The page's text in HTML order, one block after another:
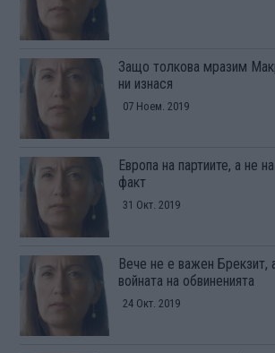
Защо толкова мразим
ни изнася
07 Ноем. 2019
Европа на партиите, а не
факт
31 Окт. 2019
Вече не е важен Брекзит,
войната на обвиненията
24 Окт. 2019